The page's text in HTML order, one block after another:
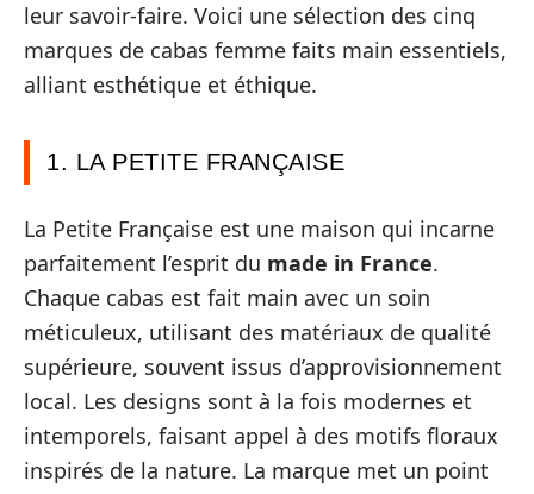
leur savoir-faire. Voici une sélection des cinq
marques de cabas femme faits main essentiels,
alliant esthétique et éthique.
1. LA PETITE FRANÇAISE
La Petite Française est une maison qui incarne
parfaitement l’esprit du made in France.
Chaque cabas est fait main avec un soin
méticuleux, utilisant des matériaux de qualité
supérieure, souvent issus d’approvisionnement
local. Les designs sont à la fois modernes et
intemporels, faisant appel à des motifs floraux
inspirés de la nature. La marque met un point